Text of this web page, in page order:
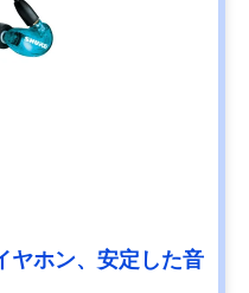
ヤホン、安定した音